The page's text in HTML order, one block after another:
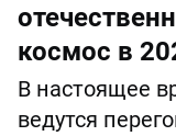
космос в
В настоящее
ведутся